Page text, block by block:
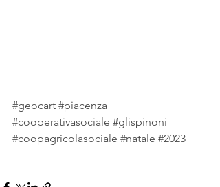
#geocart #piacenza
#cooperativasociale #glispinoni
#coopagricolasociale #natale #2023